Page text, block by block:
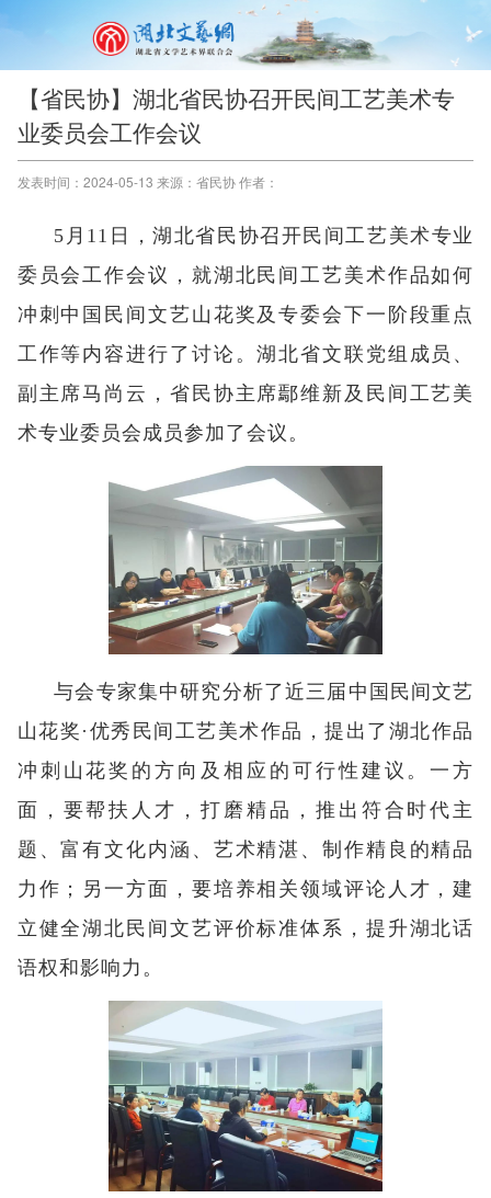
【省民协】湖北省民协召开民间工艺美术专
业委员会工作会议
发表时间：2024-05-13 来源：省民协 作者：
5月11日，湖北省民协召开民间工艺美术专业
委员会工作会议，就湖北民间工艺美术作品如何
冲刺中国民间文艺山花奖及专委会下一阶段重点
工作等内容进行了讨论。湖北省文联党组成员、
副主席马尚云，省民协主席鄢维新及民间工艺美
术专业委员会成员参加了会议。
与会专家集中研究分析了近三届中国民间文艺
山花奖·优秀民间工艺美术作品，提出了湖北作品
冲刺山花奖的方向及相应的可行性建议。一方
面，要帮扶人才，打磨精品，推出符合时代主
题、富有文化内涵、艺术精湛、制作精良的精品
力作；另一方面，要培养相关领域评论人才，建
立健全湖北民间文艺评价标准体系，提升湖北话
语权和影响力。